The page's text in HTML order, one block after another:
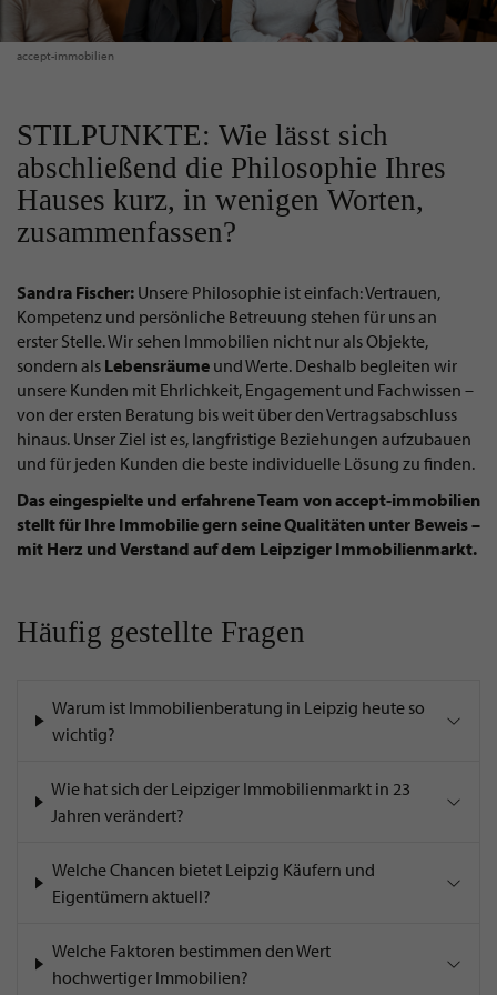
accept-immobilien
STILPUNKTE: Wie lässt sich
abschließend die Philosophie Ihres
Hauses kurz, in wenigen Worten,
zusammenfassen?
Sandra Fischer: Unsere Philosophie ist einfach: Vertrauen,
Kompetenz und persönliche Betreuung stehen für uns an
erster Stelle. Wir sehen Immobilien nicht nur als Objekte,
sondern als Lebensräume und Werte. Deshalb begleiten wir
unsere Kunden mit Ehrlichkeit, Engagement und Fachwissen –
von der ersten Beratung bis weit über den Vertragsabschluss
hinaus. Unser Ziel ist es, langfristige Beziehungen aufzubauen
und für jeden Kunden die beste individuelle Lösung zu finden.
Das eingespielte und erfahrene Team von accept-immobilien
stellt für Ihre Immobilie gern seine Qualitäten unter Beweis –
mit Herz und Verstand auf dem Leipziger Immobilienmarkt.
Häufig gestellte Fragen
Warum ist Immobilienberatung in Leipzig heute so
wichtig?
Wie hat sich der Leipziger Immobilienmarkt in 23
Jahren verändert?
Welche Chancen bietet Leipzig Käufern und
Eigentümern aktuell?
Welche Faktoren bestimmen den Wert
hochwertiger Immobilien?